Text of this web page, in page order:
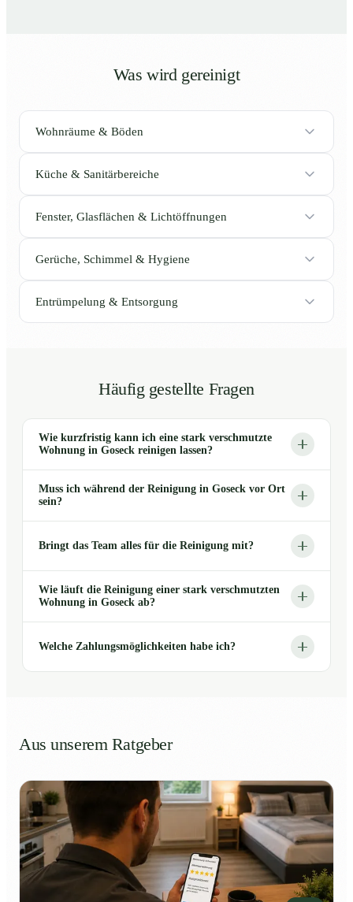
Was wird gereinigt
Wohnräume & Böden
Küche & Sanitärbereiche
Fenster, Glasflächen & Lichtöffnungen
Gerüche, Schimmel & Hygiene
Entrümpelung & Entsorgung
Häufig gestellte Fragen
Wie kurzfristig kann ich eine stark verschmutzte
Wohnung in Goseck reinigen lassen?
Muss ich während der Reinigung in Goseck vor Ort
sein?
Bringt das Team alles für die Reinigung mit?
Wie läuft die Reinigung einer stark verschmutzten
Wohnung in Goseck ab?
Welche Zahlungsmöglichkeiten habe ich?
Aus unserem Ratgeber